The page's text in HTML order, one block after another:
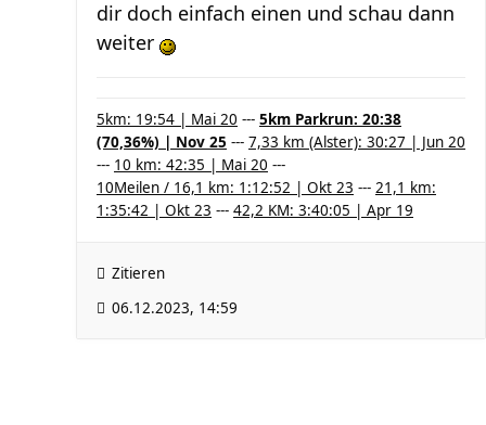
dir doch einfach einen und schau dann
weiter
5km: 19:54 | Mai 20 --- 5km Parkrun: 20:38
(70,36%) | Nov 25 --- 7,33 km (Alster): 30:27 | Jun 20
--- 10 km: 42:35 | Mai 20 ---
10Meilen / 16,1 km: 1:12:52 | Okt 23 --- 21,1 km:
1:35:42 | Okt 23 --- 42,2 KM: 3:40:05 | Apr 19
Zitieren
06.12.2023, 14:59